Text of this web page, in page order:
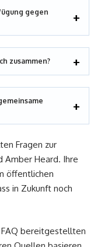
gegen
zusammen?
Fragen zur
Amber Heard. Ihre
öffentlichen
in Zukunft noch
bereitgestellten